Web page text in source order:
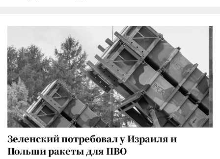
Зеленский потребовал у Израиля и
Польши ракеты для ПВО